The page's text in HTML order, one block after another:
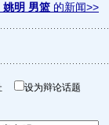
姚明 男篮 的新闻>>
设为辩论话题